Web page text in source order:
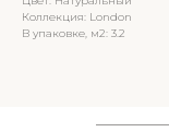
Коллекция: London
В упаковке, м2: 3.2